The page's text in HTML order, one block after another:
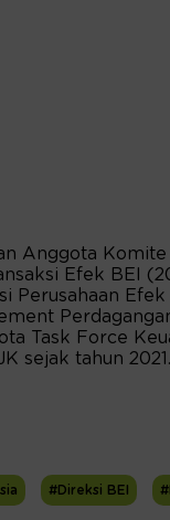
Anggota
Efek BEI
Perusahaan
Task Force
sejak tahun 2021.
#Direksi BEI